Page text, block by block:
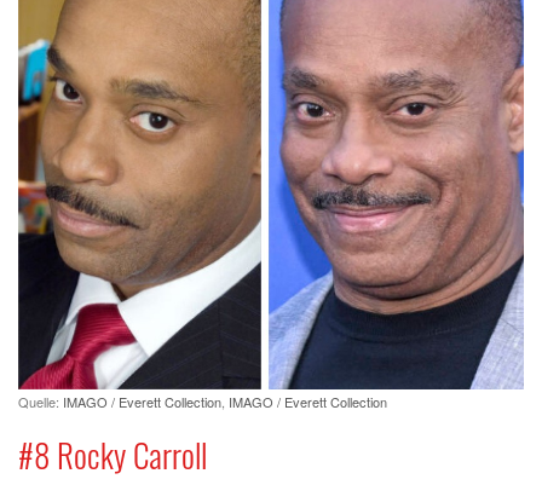
Quelle: IMAGO / Everett Collection IMAGO / Everett Collection
#8 Rocky Carroll